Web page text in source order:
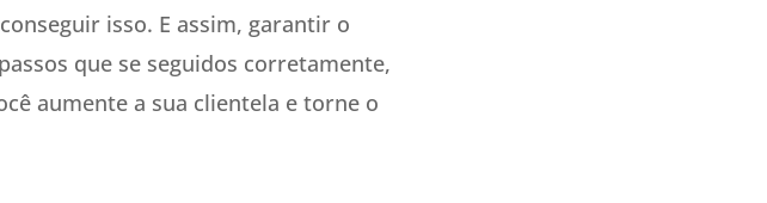
isso. E assim, garantir o
que se seguidos corretamente,
aumente a sua clientela e torne o